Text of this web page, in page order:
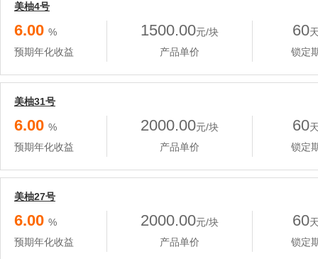
美柚4号
6.00 %
预期年化收益
1500.00元/块
产品单价
60
锁定
美柚31号
6.00 %
预期年化收益
2000.00元/块
产品单价
60
锁定
美柚27号
6.00 %
预期年化收益
2000.00元/块
产品单价
60
锁定